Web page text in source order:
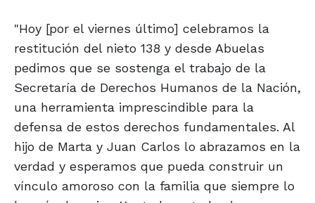
"Hoy [por el viernes último] celebramos la
restitución del nieto 138 y desde Abuelas
pedimos que se sostenga el trabajo de la
Secretaría de Derechos Humanos de la Nación,
una herramienta imprescindible para la
defensa de estos derechos fundamentales. Al
hijo de Marta y Juan Carlos lo abrazamos en la
verdad y esperamos que pueda construir un
vínculo amoroso con la familia que siempre lo